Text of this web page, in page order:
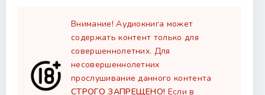
Внимание! Аудиокнига может
содержать контент только для
совершеннолетних. Для
несовершеннолетних
прослушивание данного контента
СТРОГО ЗАПРЕЩЕНО! Если в